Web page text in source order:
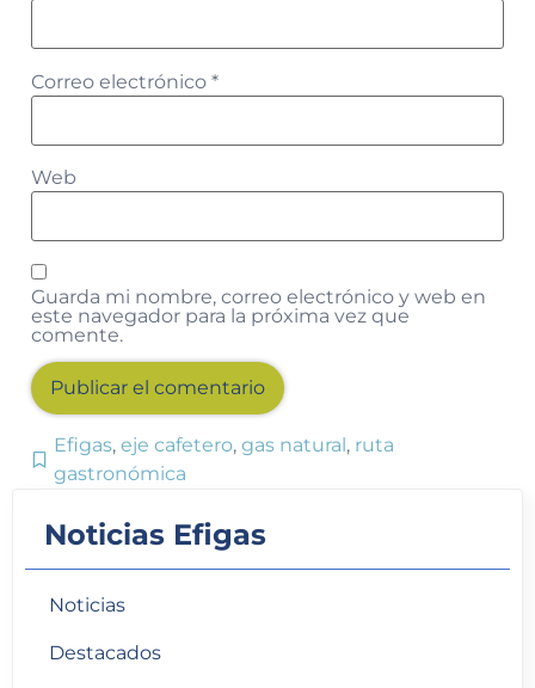
Noticias Efigas
Noticias
Destacados
Correo electrónico *
Web
Guarda mi nombre, correo electrónico y web en
este navegador para la próxima vez que
comente.
Alternative:
Efigas, eje cafetero, gas natural , ruta
gastronómica